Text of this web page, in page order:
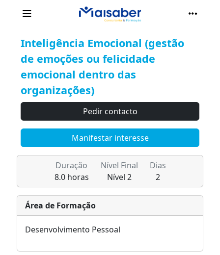
Inteligência Emocional (gestão
de emoções ou felicidade
emocional dentro das
organizações)
Manifestar interesse
Pedir contacto
Duração
8.0 horas
Nível Final
Nível 2
Dias
2
Área de Formação
Desenvolvimento Pessoal